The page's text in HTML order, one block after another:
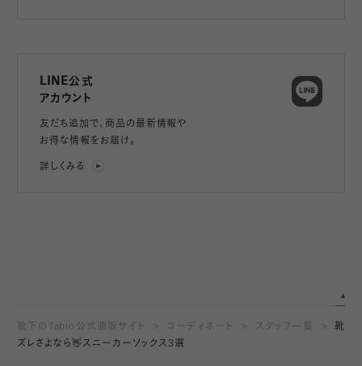
LINE公式
アカウント
友だち追加で、 商品の最新情報や
お得な情報をお届け。
詳しくみる
靴下のTabio公式通販サイト コーディネート スタッフ一覧
靴
ズレさよなら👋スニーカーソックス3選